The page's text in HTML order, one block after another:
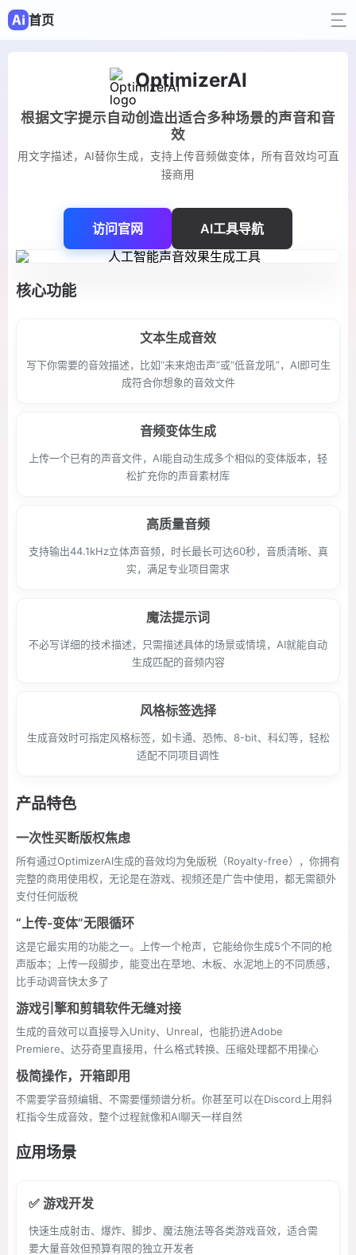
首页
OptimizerAI
根据文字提示自动创造出适合多种场景的声音和音
效
用文字描述，AI替你生成，支持上传音频做变体，所有音效均可直
接商用
访问官网 AI工具导航
核心功能
文本生成音效
写下你需要的音效描述，比如“未来炮击声”或“低音龙吼”，AI即可生
成符合你想象的音效文件
音频变体生成
上传一个已有的声音文件，AI能自动生成多个相似的变体版本，轻
松扩充你的声音素材库
高质量音频
支持输出44.1kHz立体声音频，时长最长可达60秒，音质清晰、真
实，满足专业项目需求
魔法提示词
不必写详细的技术描述，只需描述具体的场景或情境，AI就能自动
生成匹配的音频内容
风格标签选择
生成音效时可指定风格标签，如卡通、恐怖、8-bit、科幻等，轻松
适配不同项目调性
产品特色
一次性买断版权焦虑
所有通过OptimizerAI生成的音效均为免版税（Royalty-free），你拥有
完整的商用使用权，无论是在游戏、视频还是广告中使用，都无需额外
支付任何版税
“上传-变体”无限循环
这是它最实用的功能之一。上传一个枪声，它能给你生成5个不同的枪
声版本；上传一段脚步，能变出在草地、木板、水泥地上的不同质感，
比手动调音快太多了
游戏引擎和剪辑软件无缝对接
生成的音效可以直接导入Unity、Unreal，也能扔进Adobe
Premiere、达芬奇里直接用，什么格式转换、压缩处理都不用操心
极简操作，开箱即用
不需要学音频编辑、不需要懂频谱分析。你甚至可以在Discord上用斜
杠指令生成音效，整个过程就像和AI聊天一样自然
应用场景
✅ 游戏开发
快速生成射击、爆炸、脚步、魔法施法等各类游戏音效，适合需
要大量音效但预算有限的独立开发者